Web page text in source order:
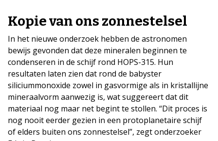
Kopie van ons zonnestelsel
In het nieuwe onderzoek hebben de astronomen
bewijs gevonden dat deze mineralen beginnen te
condenseren in de schijf rond HOPS-315. Hun
resultaten laten zien dat rond de babyster
siliciummonoxide zowel in gasvormige als in kristallijne
mineraalvorm aanwezig is, wat suggereert dat dit
materiaal nog maar net begint te stollen. “Dit proces is
nog nooit eerder gezien in een protoplanetaire schijf
of elders buiten ons zonnestelsel”, zegt onderzoeker